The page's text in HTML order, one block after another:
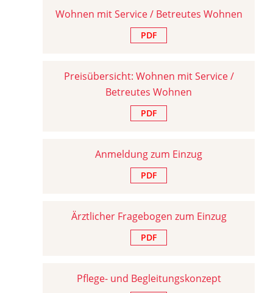
Wohnen mit Service / Betreutes Wohnen
PDF
Preisübersicht: Wohnen mit Service /
Betreutes Wohnen
PDF
Anmeldung zum Einzug
PDF
Ärztlicher Fragebogen zum Einzug
PDF
Pflege- und Begleitungskonzept